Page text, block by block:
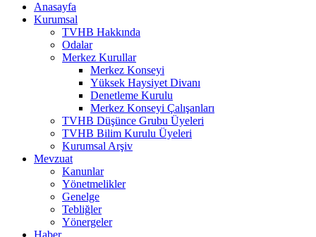
Anasayfa
Kurumsal
TVHB Hakkında
Odalar
Merkez Kurullar
Merkez Konseyi
Yüksek Haysiyet Divanı
Denetleme Kurulu
Merkez Konseyi Çalışanları
TVHB Düşünce Grubu Üyeleri
TVHB Bilim Kurulu Üyeleri
Kurumsal Arşiv
Mevzuat
Kanunlar
Yönetmelikler
Genelge
Tebliğler
Yönergeler
Haber